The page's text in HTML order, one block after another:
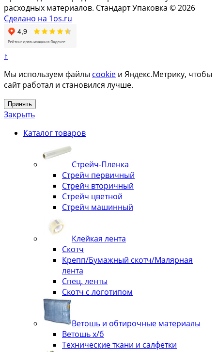
расходных материалов. Стандарт Упаковка © 2026
Сделано на 1os.ru
↑
Мы используем файлы cookie и Яндекс.Метрику, чтобы
сайт работал и становился лучше.
Принять
Закрыть
Каталог товаров
Стрейч-Пленка
Стрейч первичный
Стрейч вторичный
Стрейч цветной
Стрейч машинный
Клейкая лента
Скотч
Крепп/Бумажный скотч/Малярная
лента
Спец. ленты
Скотч с логотипом
Ветошь и обтирочные материалы
Ветошь х/б
Технические ткани и салфетки